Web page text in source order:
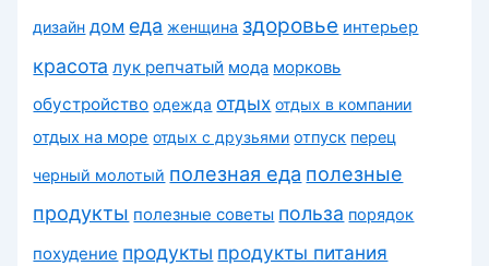
дизайн дом еда женщина здоровье интерьер
красота лук репчатый мода морковь
обустройство одежда отдых отдых в компании
отдых на море отдых с друзьями отпуск перец
черный молотый полезная еда полезные
продукты полезные советы польза порядок
похудение продукты продукты питания